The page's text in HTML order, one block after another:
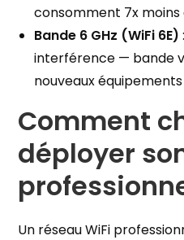
consomment 7x moins
Bande 6 GHz (WiFi 6E)
interférence — bande
nouveaux équipements
Comment
déployer
Un réseau WiFi